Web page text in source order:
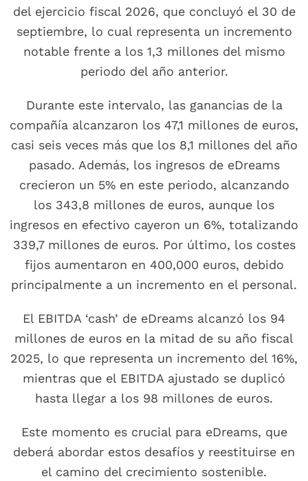
del ejercicio fiscal 2026, que concluyó el 30 de
septiembre, lo cual representa un incremento
notable frente a los 1,3 millones del mismo
periodo del año anterior.
Durante este intervalo, las ganancias de la
compañía alcanzaron los 47,1 millones de euros,
casi seis veces más que los 8,1 millones del año
pasado. Además, los ingresos de eDreams
crecieron un 5% en este periodo, alcanzando
los 343,8 millones de euros, aunque los
ingresos en efectivo cayeron un 6%, totalizando
339,7 millones de euros. Por último, los costes
fijos aumentaron en 400,000 euros, debido
principalmente a un incremento en el personal.
El EBITDA ‘cash’ de eDreams alcanzó los 94
millones de euros en la mitad de su año fiscal
2025, lo que representa un incremento del 16%,
mientras que el EBITDA ajustado se duplicó
hasta llegar a los 98 millones de euros.
Este momento es crucial para eDreams, que
deberá abordar estos desafíos y reestituirse en
el camino del crecimiento sostenible.